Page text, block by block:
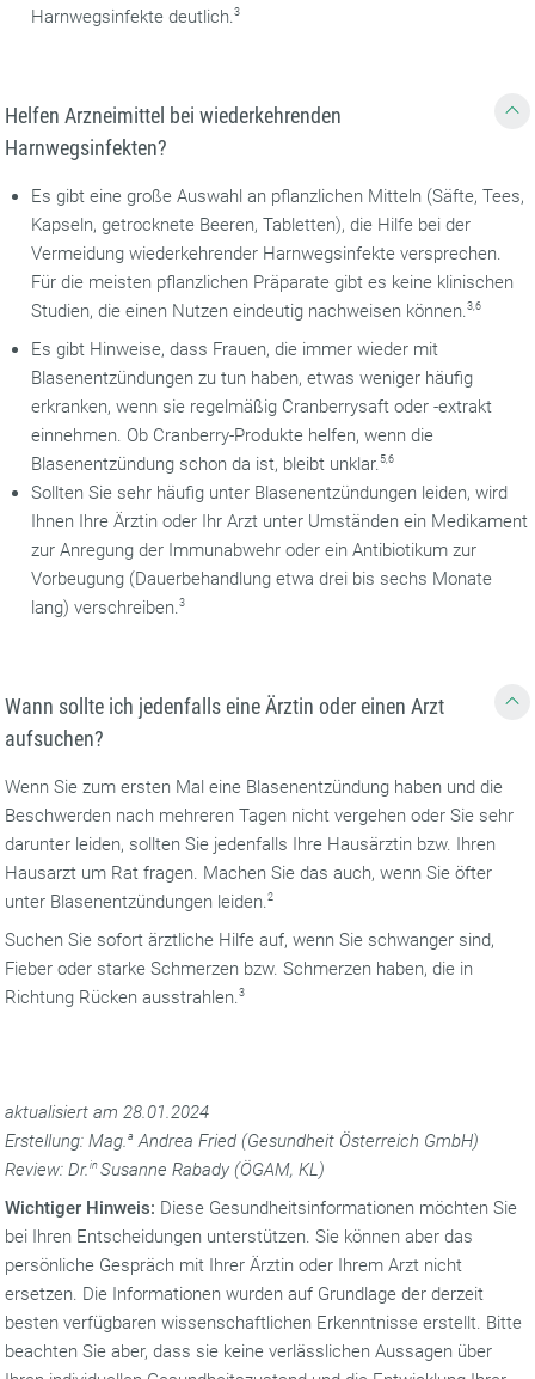
Harnwegsinfekte deutlich.3
Helfen Arzneimittel bei wiederkehrenden
Harnwegsinfekten?
Es gibt eine große Auswahl an pflanzlichen Mitteln (Säfte, Tees,
Kapseln, getrocknete Beeren, Tabletten), die Hilfe bei der
Vermeidung wiederkehrender Harnwegsinfekte versprechen.
Für die meisten pflanzlichen Präparate gibt es keine klinischen
Studien, die einen Nutzen eindeutig nachweisen können.3,6
Es gibt Hinweise, dass Frauen, die immer wieder mit
Blasenentzündungen zu tun haben, etwas weniger häufig
erkranken, wenn sie regelmäßig Cranberrysaft oder -extrakt
einnehmen. Ob Cranberry-Produkte helfen, wenn die
Blasenentzündung schon da ist, bleibt unklar.5,6
Sollten Sie sehr häufig unter Blasenentzündungen leiden, wird
Ihnen Ihre Ärztin oder Ihr Arzt unter Umständen ein Medikament
zur Anregung der Immunabwehr oder ein Antibiotikum zur
Vorbeugung (Dauerbehandlung etwa drei bis sechs Monate
lang) verschreiben.3
Wann sollte ich jedenfalls eine Ärztin oder einen Arzt
aufsuchen?
Wenn Sie zum ersten Mal eine Blasenentzündung haben und die
Beschwerden nach mehreren Tagen nicht vergehen oder Sie sehr
darunter leiden, sollten Sie jedenfalls Ihre Hausärztin bzw. Ihren
Hausarzt um Rat fragen. Machen Sie das auch, wenn Sie öfter
unter Blasenentzündungen leiden.2
Suchen Sie sofort ärztliche Hilfe auf, wenn Sie schwanger sind,
Fieber oder starke Schmerzen bzw. Schmerzen haben, die in
Richtung Rücken ausstrahlen.3
aktualisiert am 28.01.2024
Erstellung: Mag.a Andrea Fried (Gesundheit Österreich GmbH)
Review: Dr.in Susanne Rabady (ÖGAM, KL)
Wichtiger Hinweis: Diese Gesundheitsinformationen möchten Sie
bei Ihren Entscheidungen unterstützen. Sie können aber das
persönliche Gespräch mit Ihrer Ärztin oder Ihrem Arzt nicht
ersetzen. Die Informationen wurden auf Grundlage der derzeit
besten verfügbaren wissenschaftlichen Erkenntnisse erstellt. Bitte
beachten Sie aber, dass sie keine verlässlichen Aussagen über